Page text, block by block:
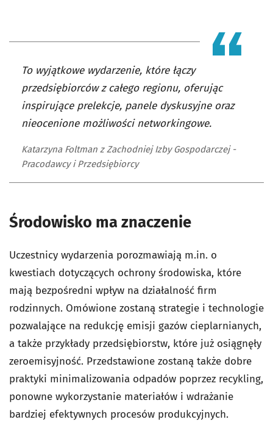
To wyjątkowe wydarzenie, które łączy
przedsiębiorców z całego regionu, oferując
inspirujące prelekcje, panele dyskusyjne oraz
nieocenione możliwości networkingowe.
Katarzyna Foltman z Zachodniej Izby Gospodarczej -
Pracodawcy i Przedsiębiorcy
Środowisko ma znaczenie
Uczestnicy wydarzenia porozmawiają m.in. o
kwestiach dotyczących ochrony środowiska, które
mają bezpośredni wpływ na działalność firm
rodzinnych. Omówione zostaną strategie i technologie
pozwalające na redukcję emisji gazów cieplarnianych,
a także przykłady przedsiębiorstw, które już osiągnęły
zeroemisyjność. Przedstawione zostaną także dobre
praktyki minimalizowania odpadów poprzez recykling,
ponowne wykorzystanie materiałów i wdrażanie
bardziej efektywnych procesów produkcyjnych.